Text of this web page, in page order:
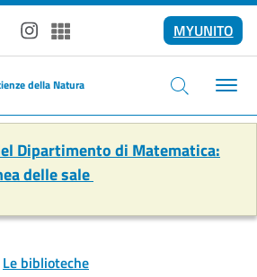
Instagram
Spotify
MYUNITO
della Natura
Dipartimento di Matematica:
delle sale
Le biblioteche